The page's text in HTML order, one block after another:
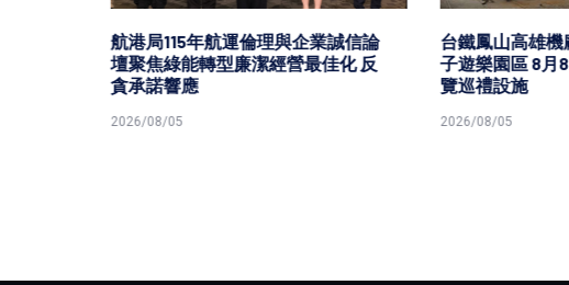
航港局115年航運倫理與企業誠信論
壇聚焦綠能轉型廉潔經營最佳化 反
貪承諾響應
2026/08/05
台鐵鳳山高雄機
子遊樂園區 8月8
覽巡禮設施
2026/08/05